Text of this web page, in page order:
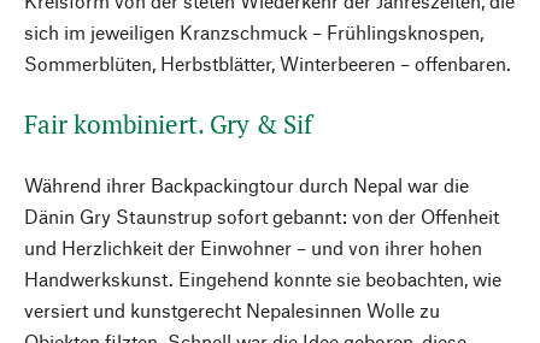
sich im jeweiligen Kranzschmuck – Frühlingsknospen,
Sommerblüten, Herbstblätter, Winterbeeren – offenbaren.
Fair kombiniert. Gry & Sif
Während ihrer Backpackingtour durch Nepal war die
Dänin Gry Staunstrup sofort gebannt: von der Offenheit
und Herzlichkeit der Einwohner – und von ihrer hohen
Handwerkskunst. Eingehend konnte sie beobachten, wie
versiert und kunstgerecht Nepalesinnen Wolle zu